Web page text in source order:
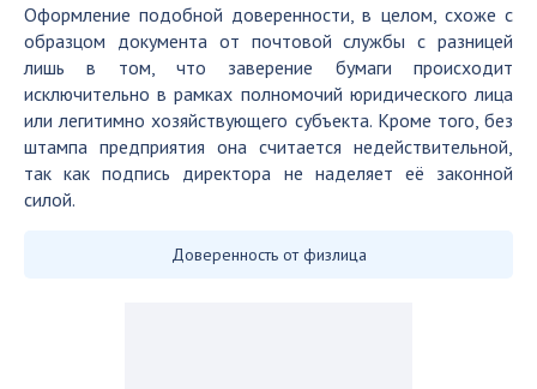
Оформление подобной доверенности, в целом, схоже с
образцом документа от почтовой службы с разницей
лишь в том, что заверение бумаги происходит
исключительно в рамках полномочий юридического лица
или легитимно хозяйствующего субъекта. Кроме того, без
штампа предприятия она считается недействительной,
так как подпись директора не наделяет её законной
силой.
Доверенность от физлица